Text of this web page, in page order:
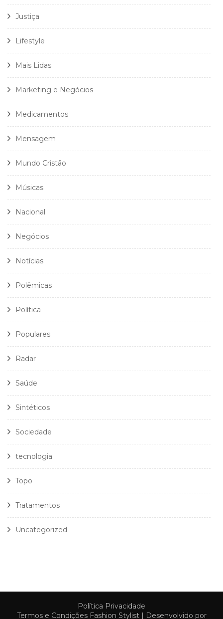
Justiça
Lifestyle
Mais Lidas
Marketing e Negócios
Medicamentos
Mensagem
Mundo Cristão
Músicas
Nacional
Negócios
Notícias
Polêmicas
Política
Populares
Radar
Saúde
Sintéticos
Sociedade
tecnologia
Topo
Tratamentos
Uncategorized
Política Privacidade
Termos e CondiçõesFashion Stylist | Desenvolvido por